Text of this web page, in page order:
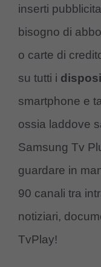
inserti
bisogno di
o carte di
su tutti i
smartphone e
ossia laddove
Samsung Tv
guardare in
90 canali tra
notiziari,
TvPlay!